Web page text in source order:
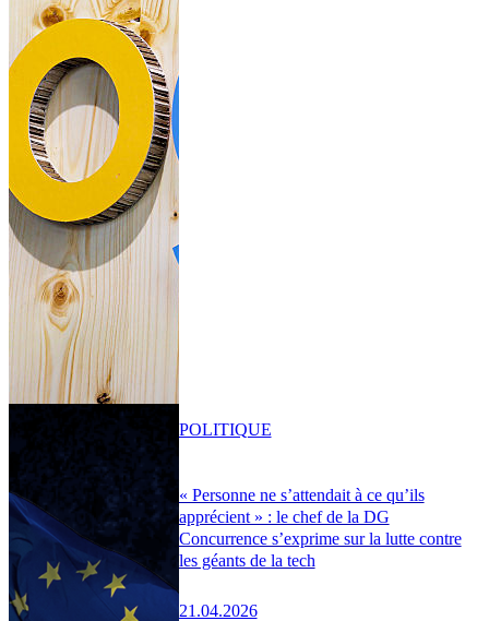
« Personne ne s’attendait à ce qu’ils
apprécient » : le chef de la DG
Concurrence s’exprime sur la lutte contre
les géants de la tech
21.04.2026
POLITIQUE